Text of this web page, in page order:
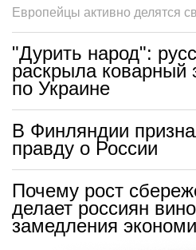
Европейцы активно делятся
"Дурить народ":
раскрыла
по Украине
В Финляндии
правду о России
Почему рост
делает россиян
замедления